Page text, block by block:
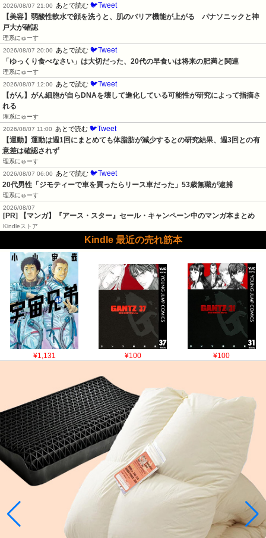
2026/08/07 21:00
あとで読む 🐦Tweet
【美容】弱酸性軟水で顔を洗うと、肌のバリア機能が上がる　パナソニックと神
戸大が確認
理系にゅーす
2026/08/07 20:00
あとで読む 🐦Tweet
「ゆっくり食べなさい」は大切だった、20代の早食いは将来の肥満と関連
理系にゅーす
2026/08/07 12:00
あとで読む 🐦Tweet
【がん】がん細胞が自らDNAを壊して進化している可能性が研究によって指摘さ
れる
理系にゅーす
2026/08/07 11:00
あとで読む 🐦Tweet
【運動】運動は週1回にまとめても体脂肪が減少するとの研究結果、週3回との有
意差は確認されず
理系にゅーす
2026/08/07 06:00
あとで読む 🐦Tweet
20代男性「ジモティーで車を買ったらリース車だった」53歳無職が逮捕
理系にゅーす
2026/08/07
[PR] 【マンガ】『アース・スター』セール・キャンペーン中のマンガ本まとめ
Kindleストア
Kindle 最近の売れ筋本
¥1,131 ¥100 ¥100